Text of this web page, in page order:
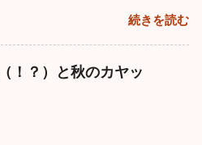
本人の抵抗力が落ちちゃったの
年も１０月からインフルエンザ
まだにたくさんの罹患者が出て
月になって猛威を振るっている
続きを読む
！？）と秋のカヤッ